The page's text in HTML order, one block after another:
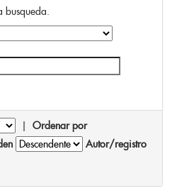
| Ordenar por
Autor/registro